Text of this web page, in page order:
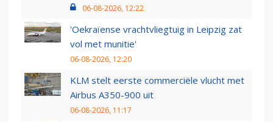
06-08-2026, 12:22
'Oekraïense vrachtvliegtuig in Leipzig zat
vol met munitie'
06-08-2026, 12:20
KLM stelt eerste commerciële vlucht met
Airbus A350-900 uit
06-08-2026, 11:17